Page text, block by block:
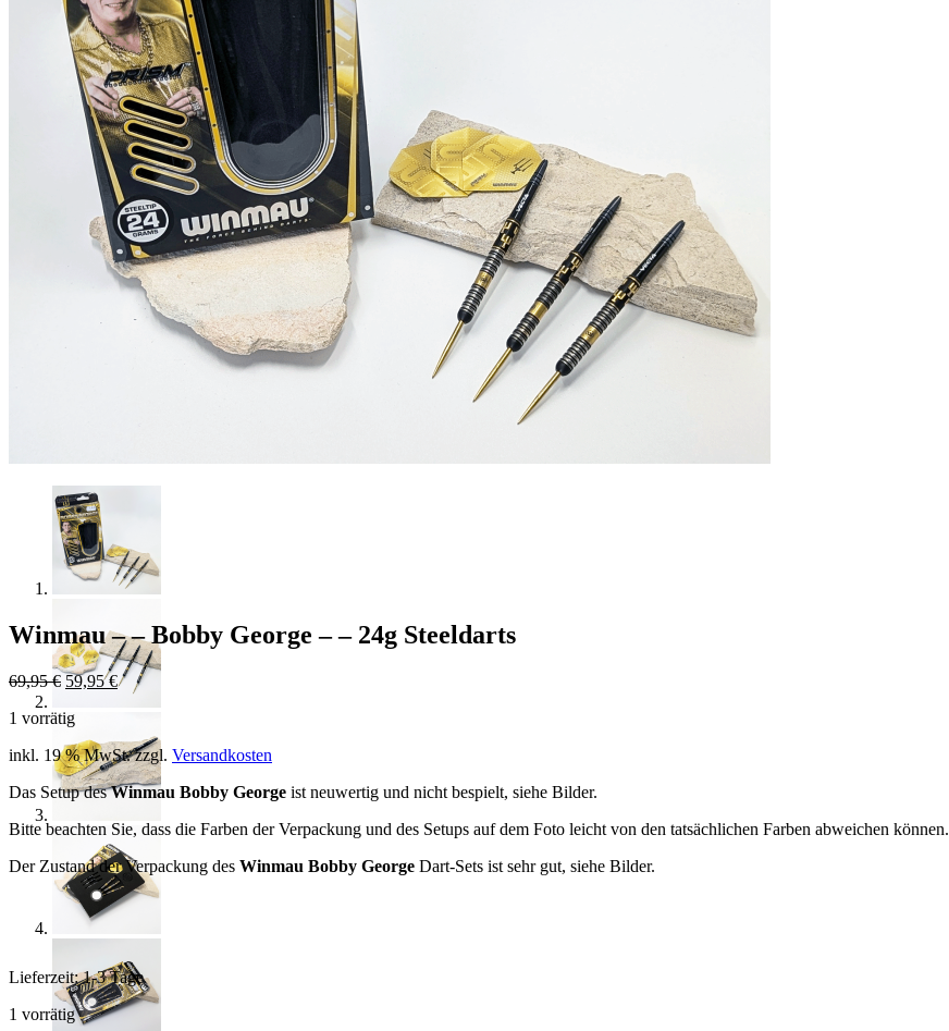
Shop
Gutscheincodes
Archiv
Jugendsponsoring
Ranglisten
Hall of Fame
Ewige Tabellen
Warenkorb
BlaBlog
Winmau – – Bobby George – – 24g Steeldarts
69,95€Ursprünglicher
war:
69,95 €
59,95€Aktueller
Preis
59,95 €.
1 vorrätig
inkl. 19 % MwSt. zzgl. Versandkosten
Das Setup desWinmau Bobby George ist neuwertig und nicht bespielt, siehe Bilder.
Bitte beachten Sie, dass die Farben der Verpackung und des Setups auf dem Foto leicht von den tatsächlichen Farben abweichen können.
Der Zustand der Verpackung des Winmau Bobby George Dart-Sets ist sehr gut, siehe Bilder.
Lieferzeit:1-3 Tage
1 vorrätig